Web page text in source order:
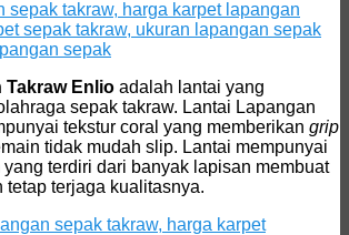
Takraw Enlio adalah lantai yang
sepak takraw. Lantai Lapangan
tekstur coral yang memberikan grip
tidak mudah slip. Lantai mempunyai
yang terdiri dari banyak lapisan membuat
tetap terjaga kualitasnya.